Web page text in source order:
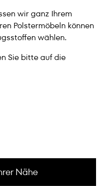
wir ganz Ihrem
Polstermöbeln können
wählen.
Sie bitte auf die
Nähe